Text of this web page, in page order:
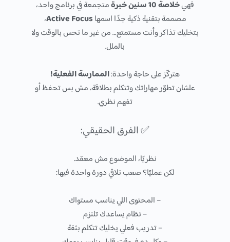
فهيخلاصة 10 سنين خبرة
متجمعة في برنامج واحد،
مصممة بتقنية ذكية جدًا اسمهاActive Focus،
بتخليك تذاكر وأنت مستمتع… من غير ما تحس بالوقت ولا
بالملل.
هتركّز على حاجة واحدة:الممارسة الفعلية!
علشان تطوّر مهاراتك وتتكلم بطلاقة، مش بس تحفظ أو
تفهم نظري.
✅ الفرق الحقيقي:
نظريًا، الموضوع مش معقد.
لكن عمليًا؟ صعب تلاقي دورة واحدة فيها:
– المحتوى اللي يناسب مستواك
– نظام يساعدك تلتزم
– تدريب فعلي يخليك تتكلم بثقة